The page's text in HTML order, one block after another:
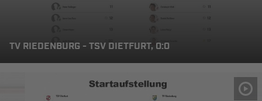
TV RIEDENBURG - TSV DIETFURT, 0:0